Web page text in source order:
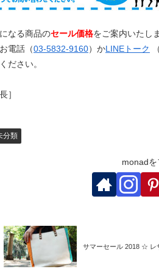
なる商品のセール価格をご案内いたし
電話（03-5832-9160）かLINEトーク
ださい。
］
分類
monadを
サマーセール 2018 ☆ レ